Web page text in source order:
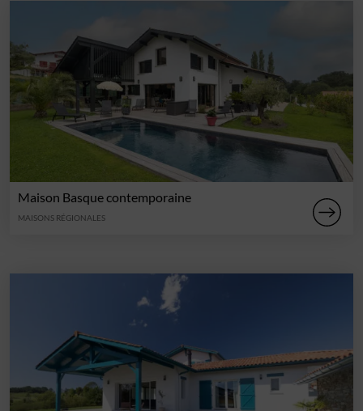
Maison Basque contemporaine
MAISONS RÉGIONALES